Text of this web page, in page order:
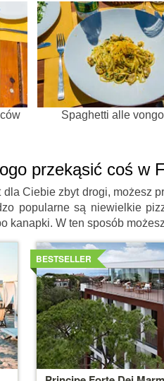
Spaghetti alle
przekąsić coś w
Ciebie zbyt drogi, możesz
popularne są niewielkie
kanapki. W ten sposób
BESTSELLER
Szczegoly